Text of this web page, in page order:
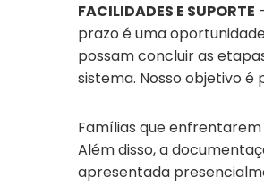
FACILIDADES E SUPORTE
prazo é uma
possam concluir as
sistema. Nosso objetivo
Famílias que
Além disso, a
apresentada